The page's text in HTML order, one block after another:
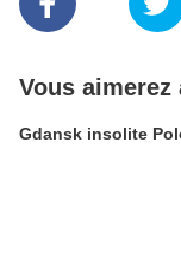
Vous aimerez
Gdansk insolite